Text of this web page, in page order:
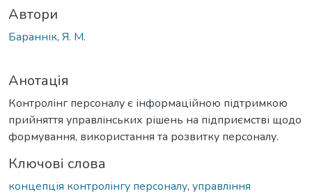
Автори
Бараннік, Я. М.
Анотація
Контролінг персоналу є інформаційною підтримкою
прийняття управлінських рішень на підприємстві щодо
формування, використання та розвитку персоналу.
Ключові слова
концепція контролінгу персоналу, управління